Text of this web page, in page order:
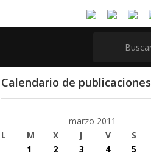
Calendario de publicaciones
marzo 2011
L
M X J V S
1
2 3 4 5